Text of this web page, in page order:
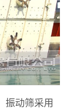
振动筛采用